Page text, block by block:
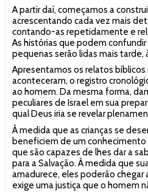
A partir daí, começamos a
acrescentando cada vez mais
contando-as repetidamente e
As histórias que podem confundir
pequenas serão lidas mais
Apresentamos os relatos
aconteceram, o registro
ao homem. Da mesma forma,
peculiares de Israel em sua
qual Deus iria se revelar
À medida que as crianças se
beneficiem de um conhecimento
que são capazes de lhes dar a
para a Salvação. À medida que
amadurece, eles poderão chegar
exige uma justiça que o homem